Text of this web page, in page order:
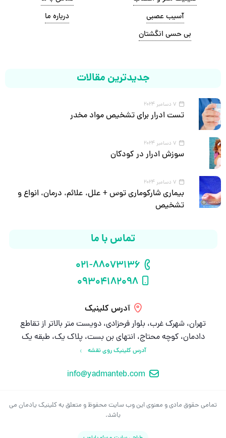
آسیب عصبی
بی حسی انگشتان
درباره ما
جدیدترین مقالات
7 دسامبر 2024
تست ادرار برای تشخیص مواد مخدر
7 دسامبر 2024
سوزش ادرار در کودکان
7 دسامبر 2024
بیماری شارکوماری توس + علل، علائم، درمان، انواع و
تشخیص
تماس با ما
شماره تلفن
021-88073136
شماره موبایل
09304182098
آدرس کلینیک
تهران، شهرک غرب، بلوار فرحزادی، دویست متر بالاتر از تقاطع
دادمان، کوچه محتاج، انتهای بن بست، پلاک یک، طبقه یک
آدرس کلینیک روی نقشه
ایمیلinfo@yadmanteb.com
تمامی حقوق مادی و معنوی این وب سایت محفوظ و متعلق به کلینیک یادمان می
باشد.